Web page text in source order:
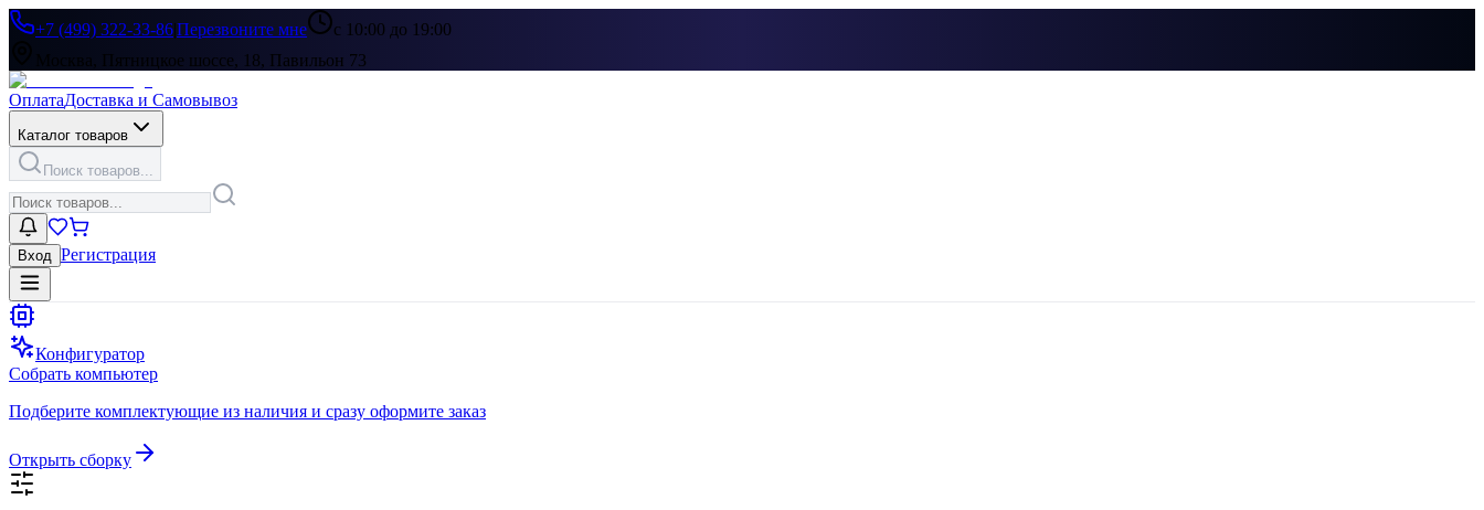
+7 (499) 322-33-86|Перезвоните мне
с 10:00 до 19:00
Москва, Пятницкое шоссе, 18, Павильон 73
ОплатаДоставка и Самовывоз
Каталог товаров
Поиск товаров...
Вход Регистрация
Конфигуратор
Собрать компьютер
Подберите комплектующие из наличия и сразу оформите заказ
Открыть сборку